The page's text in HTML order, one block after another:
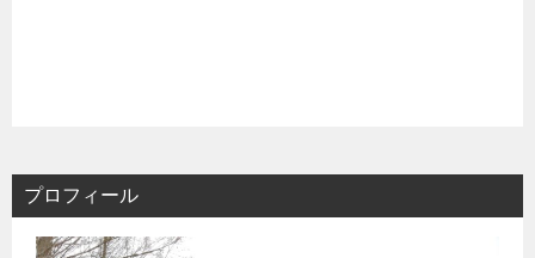
プロフィール